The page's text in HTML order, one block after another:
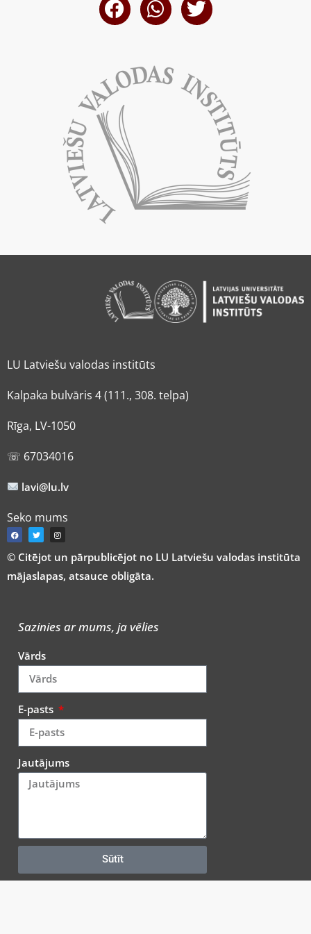
LU Latviešu valodas institūts
Kalpaka bulvāris 4 (111., 308. telpa)
Rīga, LV-1050
☏ 67034016
lavi@lu.lv
Seko mums
© Citējot un pārpublicējot no LU Latviešu valodas institūta
mājaslapas, atsauce obligāta.
Sazinies ar mums, ja vēlies
Vārds
E-pasts
Jautājums
Sūtīt